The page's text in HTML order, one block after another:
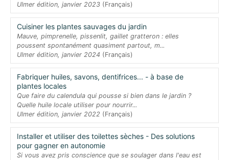
Ulmer édition, janvier 2023 (Français)
Cuisiner les plantes sauvages du jardin
Mauve, pimprenelle, pissenlit, gaillet gratteron : elles
poussent spontanément quasiment partout, m...
Ulmer édition, janvier 2024 (Français)
Fabriquer huiles, savons, dentifrices... - à base de
plantes locales
Que faire du calendula qui pousse si bien dans le jardin ?
Quelle huile locale utiliser pour nourrir...
Ulmer édition, janvier 2022 (Français)
Installer et utiliser des toilettes sèches - Des solutions
pour gagner en autonomie
Si vous avez pris conscience que se soulager dans l'eau est